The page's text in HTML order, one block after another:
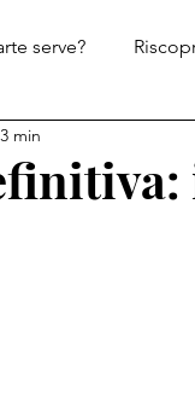
serve?
Le ricette di
min